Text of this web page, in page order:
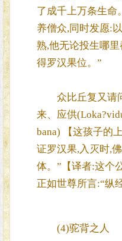
了成千上万条生命
养僧众,同时发愿:
熟,他无论投生哪
得罗汉果位。”
众比丘复又请问
来、应供
bana) 【这孩子的
证罗汉果,入灭时,
体。”【译者:这个
正如世尊所言:“纵
(4)驼背之人